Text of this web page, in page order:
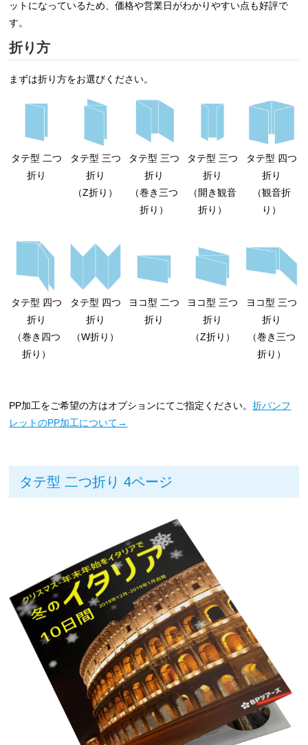
ットになっているため、価格や営業日がわかりやすい点も好評で
す。
折り方
まずは折り方をお選びください。
タテ型 二つ
折り
タテ型 三つ
折り
（Z折り）
タテ型 三つ
折り
（巻き三つ
折り）
タテ型 三つ
折り
（開き観音
折り）
タテ型 四つ
折り
（観音折
り）
タテ型 四つ
折り
（巻き四つ
折り）
タテ型 四つ
折り
（W折り）
ヨコ型 二つ
折り
ヨコ型 三つ
折り
（Z折り）
ヨコ型 三つ
折り
（巻き三つ
折り）
PP加工をご希望の方はオプションにてご指定ください。折パンフ
レットのPP加工について→
タテ型 二つ折り 4ページ